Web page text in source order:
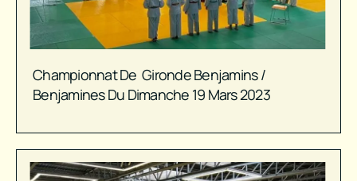
Championnat De Gironde Benjamins /
Benjamines Du Dimanche 19 Mars 2023